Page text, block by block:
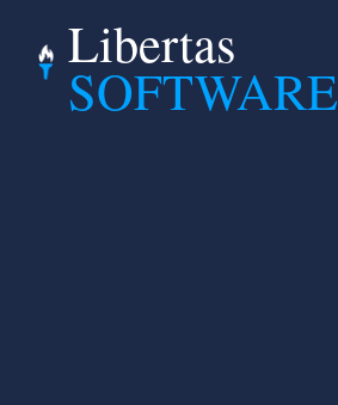
Libertas
SOFTWARE